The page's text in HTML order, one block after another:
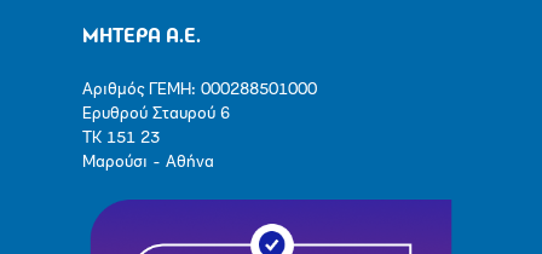
ΜΗΤΕΡΑ Α.Ε.
Αριθμός ΓΕΜΗ: 000288501000
Ερυθρού Σταυρού 6
ΤΚ 151 23
Μαρούσι - Αθήνα